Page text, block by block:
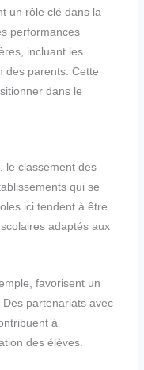
un rôle clé dans la
performances
incluant les
des parents. Cette
dans le
le classement des
qui se
ici tendent à être
adaptés aux
favorisent un
Des partenariats avec
à
des élèves.